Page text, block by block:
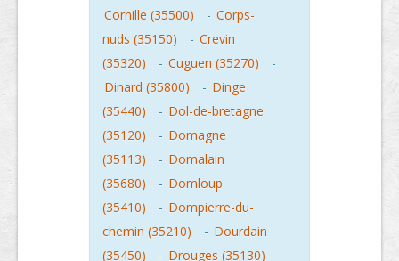
Cornille (35500)
- Corps-
nuds (35150)
- Crevin
(35320)
- Cuguen (35270)
-
Dinard (35800)
- Dinge
(35440)
- Dol-de-bretagne
(35120)
- Domagne
(35113)
- Domalain
(35680)
- Domloup
(35410)
- Dompierre-du-
chemin (35210)
- Dourdain
(35450)
- Drouges (35130)